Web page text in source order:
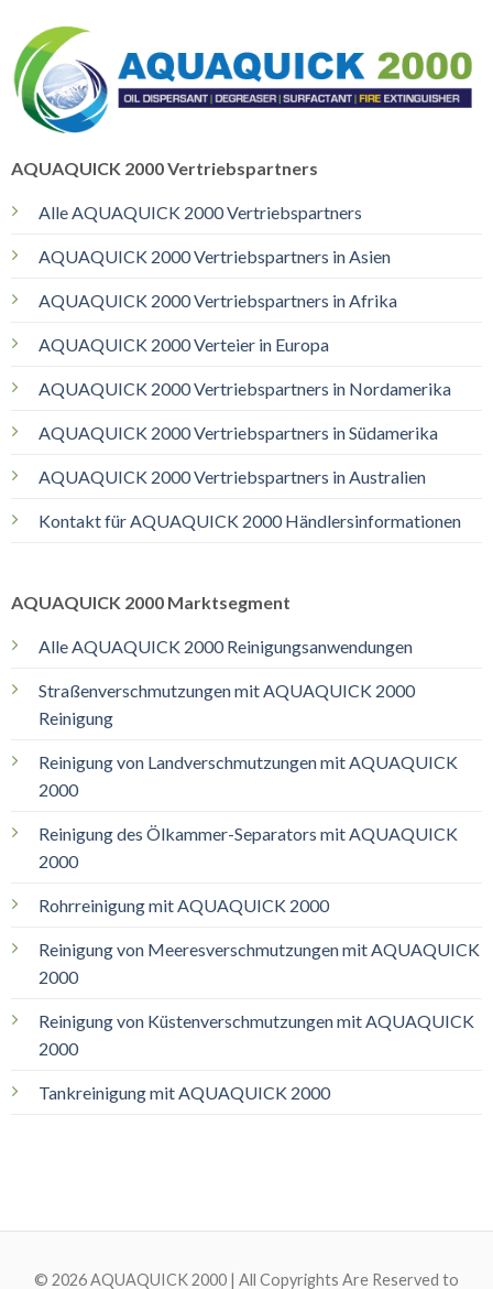
AQUAQUICK 2000 Vertriebspartners
Alle AQUAQUICK 2000 Vertriebspartners
AQUAQUICK 2000 Vertriebspartners in Asien
AQUAQUICK 2000 Vertriebspartners in Afrika
AQUAQUICK 2000 Verteier in Europa
AQUAQUICK 2000 Vertriebspartners in Nordamerika
AQUAQUICK 2000 Vertriebspartners in Südamerika
AQUAQUICK 2000 Vertriebspartners in Australien
Kontakt für AQUAQUICK 2000 Händlersinformationen
AQUAQUICK 2000 Marktsegment
Alle AQUAQUICK 2000 Reinigungsanwendungen
Straßenverschmutzungen mit AQUAQUICK 2000
Reinigung
Reinigung von Landverschmutzungen mit AQUAQUICK
2000
Reinigung des Ölkammer-Separators mit AQUAQUICK
2000
Rohrreinigung mit AQUAQUICK 2000
Reinigung von Meeresverschmutzungen mit AQUAQUICK
2000
Reinigung von Küstenverschmutzungen mit AQUAQUICK
2000
Tankreinigung mit AQUAQUICK 2000
© 2026 AQUAQUICK 2000 | All Copyrights Are Reserved to